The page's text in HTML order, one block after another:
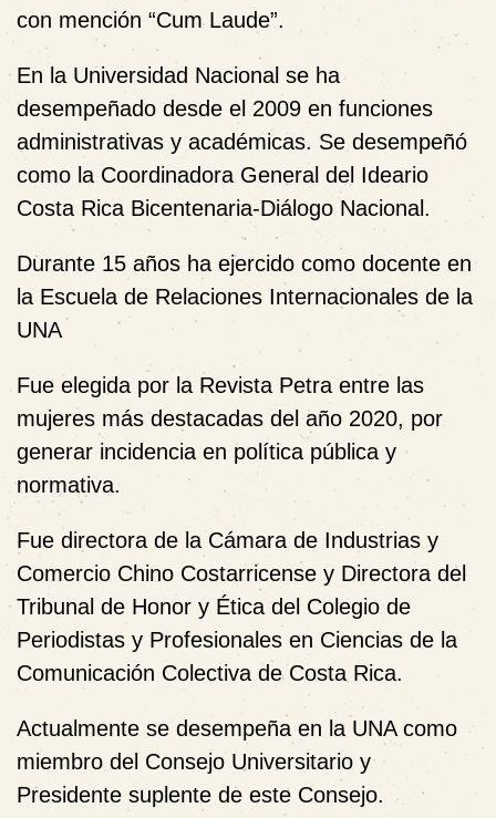
con mención “Cum Laude”.
En la Universidad Nacional se ha
desempeñado desde el 2009 en funciones
administrativas y académicas. Se desempeñó
como la Coordinadora General del Ideario
Costa Rica Bicentenaria-Diálogo Nacional.
Durante 15 años ha ejercido como docente en
la Escuela de Relaciones Internacionales de la
UNA
Fue elegida por la Revista Petra entre las
mujeres más destacadas del año 2020, por
generar incidencia en política pública y
normativa.
Fue directora de la Cámara de Industrias y
Comercio Chino Costarricense y Directora del
Tribunal de Honor y Ética del Colegio de
Periodistas y Profesionales en Ciencias de la
Comunicación Colectiva de Costa Rica.
Actualmente se desempeña en la UNA como
miembro del Consejo Universitario y
Presidente suplente de este Consejo.